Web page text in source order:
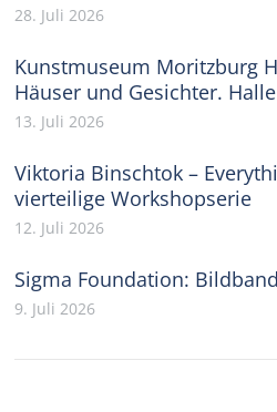
28. Juli 2026
Kunstmuseum Moritzburg
Häuser und Gesichter.
13. Juli 2026
Viktoria Binschtok –
vierteilige Workshopserie
12. Juli 2026
Sigma Foundation:
9. Juli 2026